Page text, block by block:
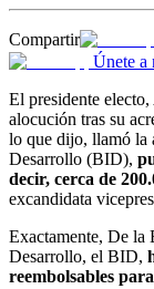
Compartir
Únete a
El presidente
alocución tras su
lo que dijo, llamó la
Desarrollo (BID),
decir, cerca de
excandidata
Exactamente, De la
Desarrollo, el BID,
reembolsables